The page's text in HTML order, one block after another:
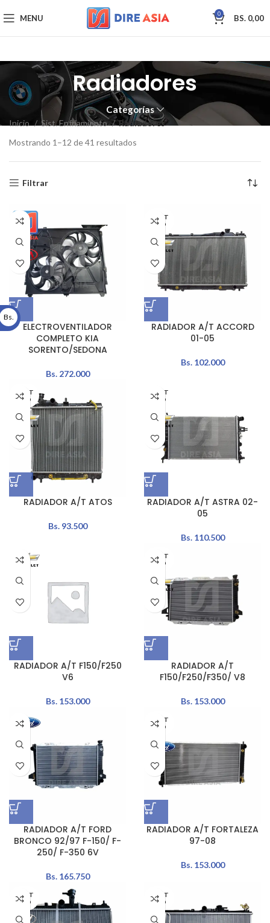
MENU 0 BS. 0,00
Radiadores
Categorías
Inicio Sist. Enfriamiento
Radiadores
Mostrando 1–12 de 41 resultados
Filtrar
ELECTROVENTILADOR
COMPLETO KIA
SORENTO/SEDONA
Bs.272.000
AGOT
ADO
RADIADOR A/T ACCORD
01-05
Bs.102.000
AGOT
ADO
RADIADOR A/T ATOS
Bs.93.500
AGOT
ADO
RADIADOR A/T ASTRA 02-
05
Bs.110.500
RADIADOR A/T F150/F250
V6
Bs.153.000
AGOT
ADO
RADIADOR A/T
F150/F250/F350/ V8
Bs.153.000
RADIADOR A/T FORD
BRONCO 92/97 F-150/ F-
250/ F-350 6V
Bs.165.750
AGOT
ADO
RADIADOR A/T FORTALEZA
97-08
Bs.153.000
AGOT
ADO
AGOT
ADO
Bs.